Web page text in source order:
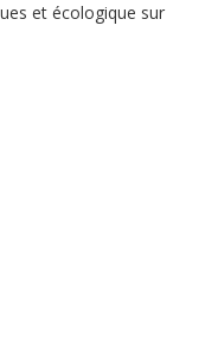
et écologique sur